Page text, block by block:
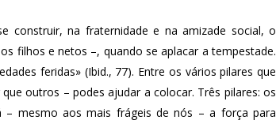
construir, na fraternidade e na amizade social, o
filhos e netos –, quando se aplacar a tempestade.
feridas» (Ibid., 77). Entre os vários pilares que
outros – podes ajudar a colocar. Três pilares: os
mesmo aos mais frágeis de nós – a força para